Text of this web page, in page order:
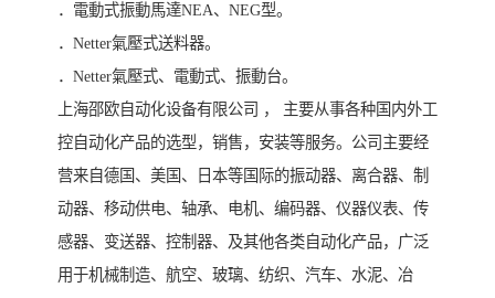
．電動式振動馬達NEA、NEG型。
．Netter氣壓式送料器。
．Netter氣壓式、電動式、振動台。
上海邵欧自动化设备有限公司 ， 主要从事各种国内外工
控自动化产品的选型，销售，安装等服务。公司主要经
营来自德国、美国、日本等国际的振动器、离合器、制
动器、移动供电、轴承、电机、编码器、仪器仪表、传
感器、变送器、控制器、及其他各类自动化产品，广泛
用于机械制造、航空、玻璃、纺织、汽车、水泥、冶